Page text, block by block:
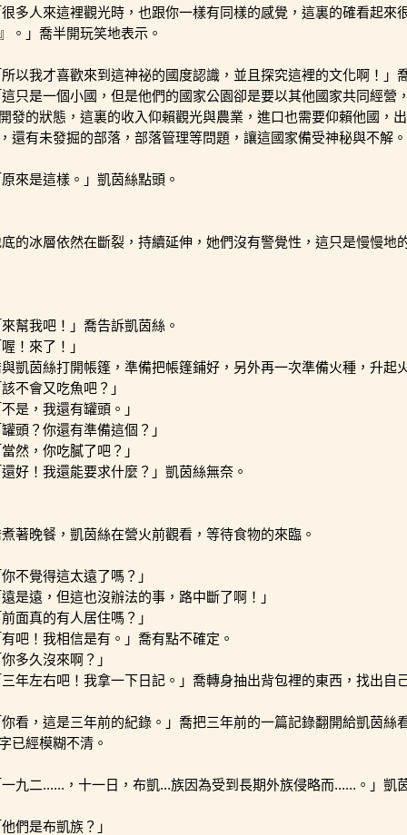
很多人來這裡觀光時，也跟你一樣有同樣的感覺，這裏的確看起來
。」喬半開玩笑地表示。
所以我才喜歡來到這神祕的國度認識，並且探究這裡的文化啊！」
這只是一個小國，但是他們的國家公園卻是要以其他國家共同經營
發的狀態，這裏的收入仰賴觀光與農業，進口也需要仰賴他國，
還有未發掘的部落，部落管理等問題，讓這國家備受神秘與不解
原來是這樣。」凱茵絲點頭。
的冰層依然在斷裂，持續延伸，她們沒有警覺性，這只是慢慢地
來幫我吧！」喬告訴凱茵絲。
喔！來了！」
凱茵絲打開帳篷，準備把帳篷鋪好，另外再一次準備火種，升起
該不會又吃魚吧？」
不是，我還有罐頭。」
罐頭？你還有準備這個？」
當然，你吃膩了吧？」
還好！我還能要求什麼？」凱茵絲無奈。
著晚餐，凱茵絲在營火前觀看，等待食物的來臨。
你不覺得這太遠了嗎？」
遠是遠，但這也沒辦法的事，路中斷了啊！」
前面真的有人居住嗎？」
有吧！我相信是有。」喬有點不確定。
你多久沒來啊？」
三年左右吧！我拿一下日記。」喬轉身抽出背包裡的東西，找出自
你看，這是三年前的紀錄。」喬把三年前的一篇記錄翻開給凱茵絲
已經模糊不清。
一九二......，十一日，布凱...族因為受到長期外族侵略而......。」凱
他們是布凱族？」